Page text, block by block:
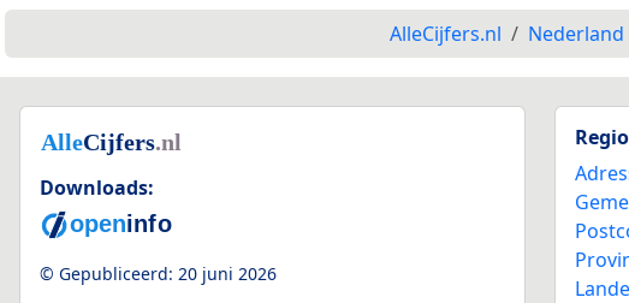
AlleCijfers.nl
Downloads:
© Gepubliceerd: 20 juni 2026